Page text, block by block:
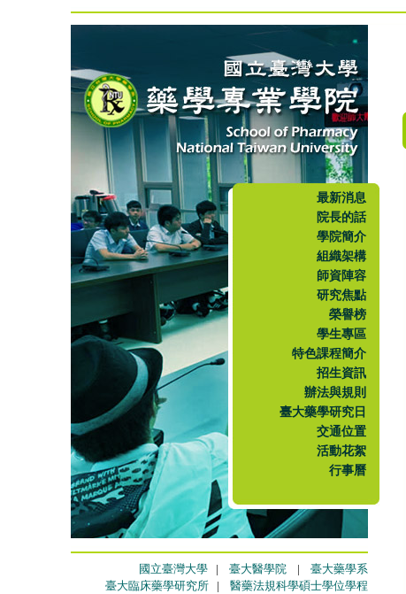
最新消息
院長的話
學院簡介
組織架構
師資陣容
研究焦點
榮譽榜
學生專區
特色課程簡介
招生資訊
辦法與規則
臺大藥學研究日
交通位置
活動花絮
行事曆
國立臺灣大學| 臺大醫學院| 臺大藥學系
臺大臨床藥學研究所| 醫藥法規科學碩士學位學程